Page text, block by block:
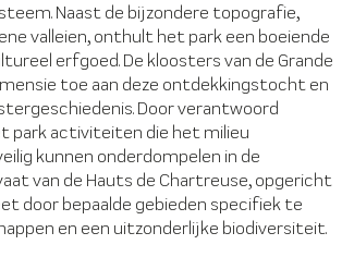
Naast de bijzondere topografie,
valleien, onthult het park een boeiende
erfgoed. De kloosters van de Grande
toe aan deze ontdekkingstocht en
Door verantwoord
park activiteiten die het milieu
kunnen onderdompelen in de
van de Hauts de Chartreuse, opgericht
door bepaalde gebieden specifiek te
en een uitzonderlijke biodiversiteit.